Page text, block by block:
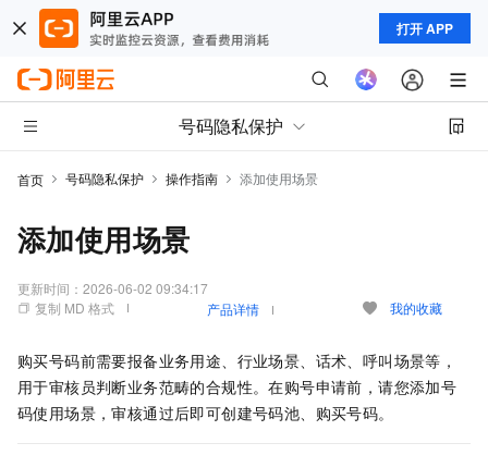
打开 APP
号码隐私保护
首页 号码隐私保护 操作指南 添加使用场景
添加使用场景
更新时间： 2026-06-02 09:34:17
复制 MD 格式
产品详情 我的收藏
购买号码前需要报备业务用途、行业场景、话术、呼叫场景等，
用于审核员判断业务范畴的合规性。在购号申请前，请您添加号
码使用场景，审核通过后即可创建号码池、购买号码。